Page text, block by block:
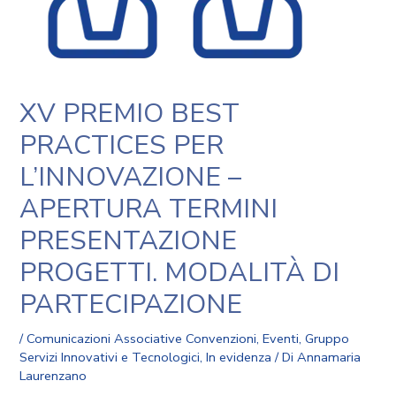
XV PREMIO BEST
PRACTICES PER
L’INNOVAZIONE –
APERTURA TERMINI
PRESENTAZIONE
PROGETTI. MODALITÀ DI
PARTECIPAZIONE
/Comunicazioni Associative Convenzioni,Eventi,Gruppo
Servizi Innovativi e Tecnologici,In evidenza / DiAnnamaria
Laurenzano